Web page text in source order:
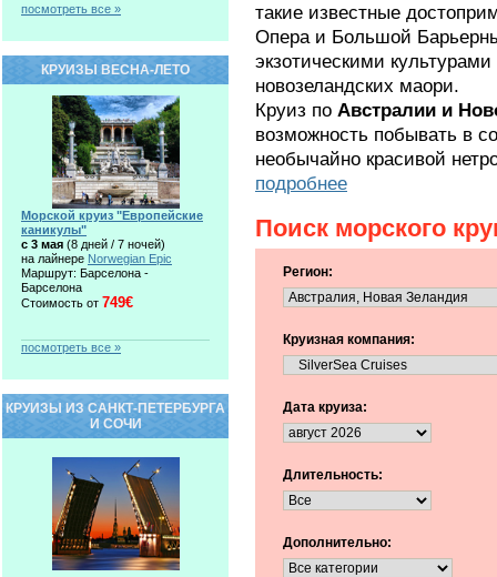
такие известные
Опера и Большой
экзотическими
новозеландских маори.
Круиз по Австралии и
возможность побывать в
необычайно красивой
подробнее
Поиск морского
Регион:
Круизная компания:
Дата круиза:
Длительность:
Дополнительно:
посмотреть все »
КРУИЗЫ ВЕСНА-ЛЕТО
Морской круиз "Европейские
каникулы"
c 3 мая (8 дней / 7 ночей)
на лайнере Norwegian Epic
Маршрут: Барселона -
Барселона
Стоимость от 749€
посмотреть все »
КРУИЗЫ ИЗ САНКТ-ПЕТЕРБУРГА
И СОЧИ